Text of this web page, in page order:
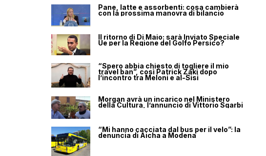
Pane, latte e assorbenti: cosa cambierà
con la prossima manovra di bilancio
Il ritorno di Di Maio: sarà Inviato Speciale
Ue per la Regione del Golfo Persico?
“Spero abbia chiesto di togliere il mio
travel ban”, così Patrick Zaki dopo
l’incontro tra Meloni e al-Sisi
Morgan avrà un incarico nel Ministero
della Cultura, l’annuncio di Vittorio Sgarbi
“Mi hanno cacciata dal bus per il velo”: la
denuncia di Aicha a Modena